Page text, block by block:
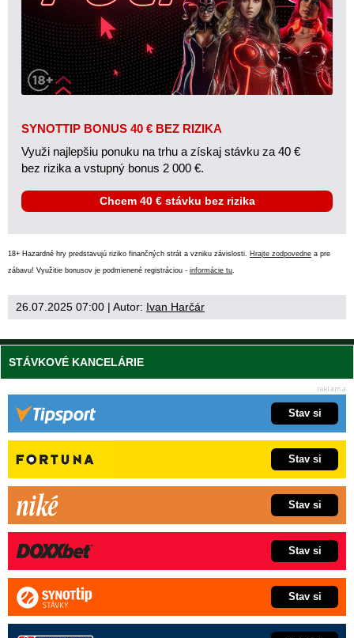
SYNOTTIP BONUS 40 € BEZ RIZIKA
Využi najlepšiu ponuku na trhu a získaj stávku za 40 €
bez rizika a vstupný bonus 2 000 €.
Chcem 40 € stávku bez rizika
18+ Hazardné hry predstavujú riziko finančných strát a vzniku závislosti. Hrajte zodpovedne a pre
zábavu! Využitie bonusov je podmienené registráciou - informácie tu
26.07.2025 07:00 | Autor: Ivan Harčár
STÁVKOVÉ KANCELÁRIE
Stav si
Stav si
Stav si
Stav si
Stav si